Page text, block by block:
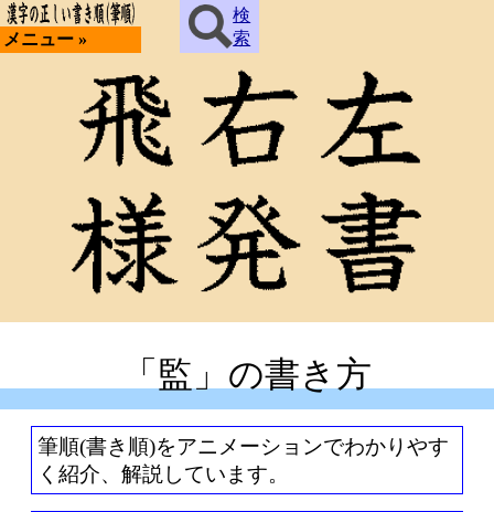
メニュー »
検
索
「監」の書き方
筆順(書き順)をアニメーションでわかりやす
く紹介、解説しています。